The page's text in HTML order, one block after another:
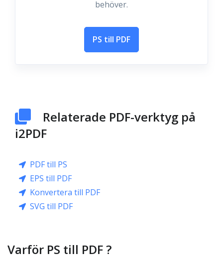
behöver.
PS till PDF
Relaterade PDF-verktyg på
i2PDF
PDF till PS
EPS till PDF
Konvertera till PDF
SVG till PDF
Varför PS till PDF ?